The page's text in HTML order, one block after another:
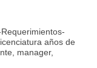
años de
manager,